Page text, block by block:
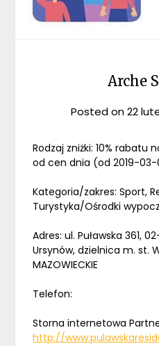
Arche
Posted on22
Rodzaj zniżki: 10%
od cen dnia (od 2019-
Kategoria/zakres: Sport,
Turystyka/Ośrodki
Adres: ul. Puławska 361,
Ursynów, dzielnica m. st.
MAZOWIECKIE
Telefon:
Storna internetowa
http://